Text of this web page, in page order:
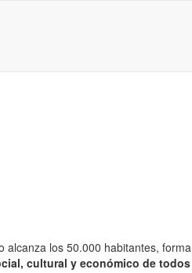
los 50.000 habitantes,
cultural y económico de